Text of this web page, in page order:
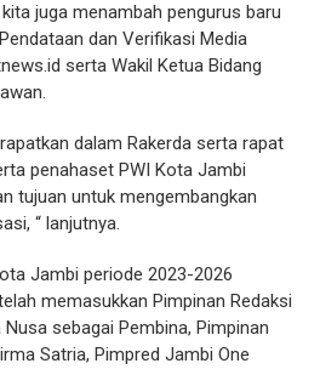
juga menambah pengurus baru
dan Verifikasi Media
serta Wakil Ketua Bidang
dalam Rakerda serta rapat
penahaset PWI Kota Jambi
tujuan untuk mengembangkan
“ lanjutnya.
Jambi periode 2023-2026
memasukkan Pimpinan Redaksi
sebagai Pembina, Pimpinan
Satria, Pimpred Jambi One